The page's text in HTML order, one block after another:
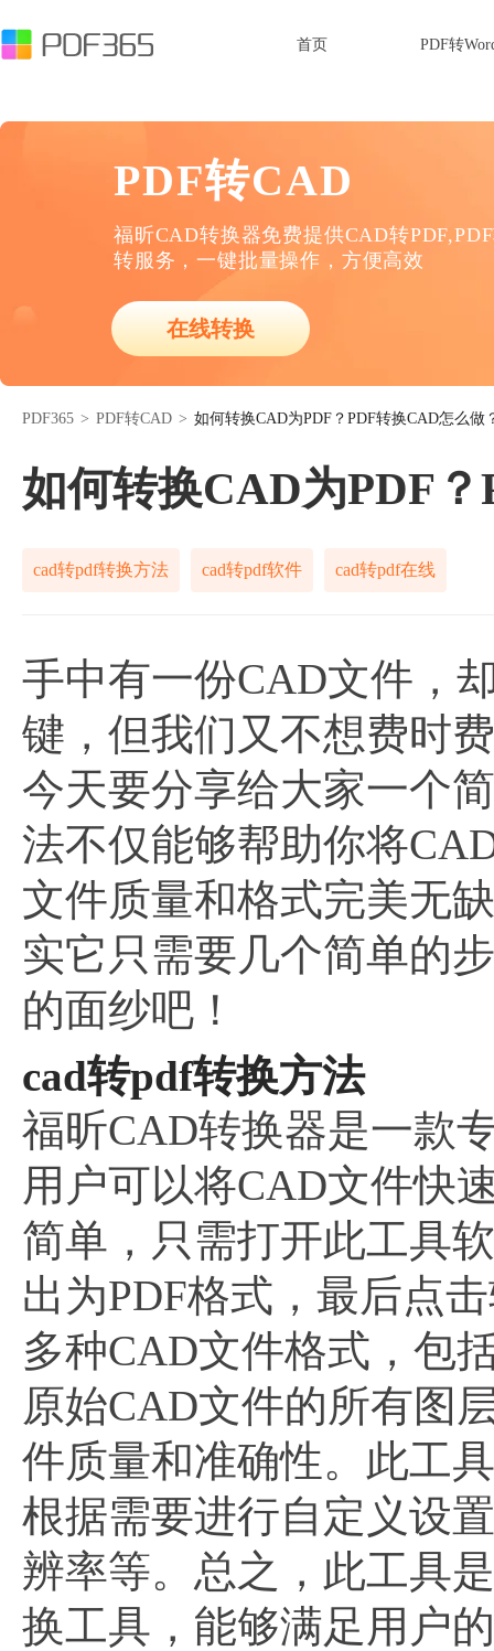
首页 PDF转
PDF转CAD
福昕CAD转换器免费提供CAD转
转服务，一键批量操作，方便高效
在线转换
PDF365 > PDF转CAD > 如何转换CAD为PDF？PDF转换CAD怎么做
如何转换CAD为PDF
cad转pdf转换方法 cad转pdf软件 cad转pdf在线
手中有一份CAD文件，
键，但我们又不想费时
今天要分享给大家一个
法不仅能够帮助你将
文件质量和格式完美无
实它只需要几个简单的
的面纱吧！
cad转pdf转换方法
福昕CAD转换器是一款
用户可以将CAD文件快
简单，只需打开此工具
出为PDF格式，最后点
多种CAD文件格式，包
原始CAD文件的所有图
件质量和准确性。此工
根据需要进行自定义设
辨率等。总之，此工具
换工具，能够满足用户